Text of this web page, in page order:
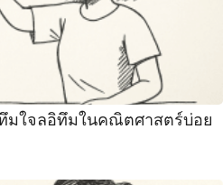
มใจลอิทึมในคณิตศาสตร์บ่อย